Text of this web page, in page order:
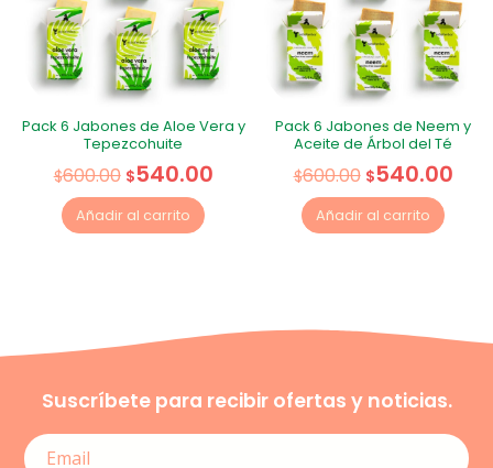
Pack 6 Jabones de Aloe Vera y
Tepezcohuite
$600.00 $540.00
Añadir al carrito
Pack 6 Jabones de Neem y
Aceite de Árbol del Té
$600.00 $540.00
Añadir al carrito
Suscríbete para recibir ofertas y noticias.